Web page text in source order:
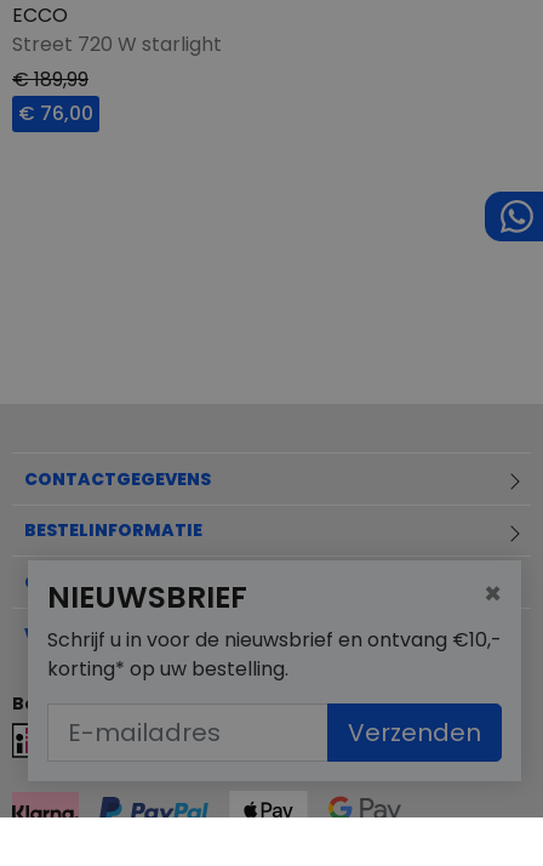
ECCO
Street 720 W starlight
€ 189,99
€ 76,00
CONTACTGEGEVENS
BESTELINFORMATIE
OVER MERKSCHOENENSTUNTER.NL
VEELGESTELDE VRAGEN
Betaalmogelijkheden
×
NIEUWSBRIEF
Schrijf u in voor de nieuwsbrief en ontvang €10,-
korting* op uw bestelling.
Verzenden